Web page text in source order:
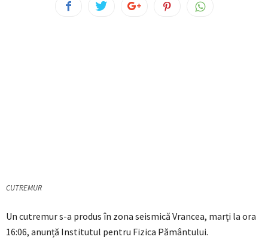
CUTREMUR
Un cutremur s-a produs în zona seismică Vrancea, marți la ora
16:06, anunță Institutul pentru Fizica Pământului.